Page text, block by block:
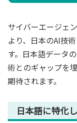
サイバーエージェ
より、日本のAI技
す。日本語データ
術とのギャップを
期待されます。
日本語に特化